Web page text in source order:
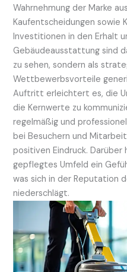
Wahrnehmung der Marke
Kaufentscheidungen sowie
Investitionen in den Erhalt
Gebäudeausstattung sind
zu sehen, sondern als
Wettbewerbsvorteile
Auftritt erleichtert es, die
die Kernwerte zu
regelmäßig und
bei Besuchern und
positiven Eindruck.
gepflegtes Umfeld ein
was sich in der Reputation
niederschlägt.